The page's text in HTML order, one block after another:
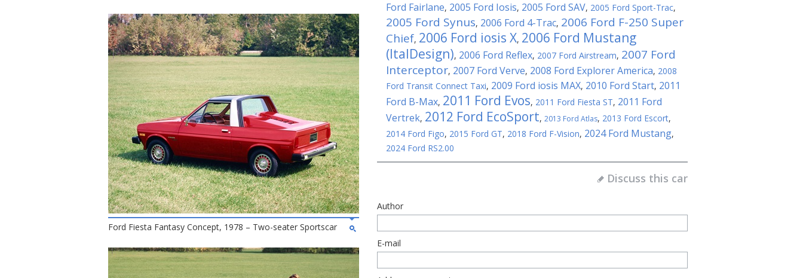
Ford Fiesta Fantasy Concept, 1978 – Two-seater Sportscar
Ford Fairlane, 2005 Ford Iosis, 2005 Ford SAV, 2005 Ford Sport-Trac,
2005 Ford Synus, 2006 Ford 4-Trac, 2006 Ford F-250 Super
Chief, 2006 Ford iosis X, 2006 Ford Mustang
(ItalDesign), 2006 Ford Reflex, 2007 Ford Airstream, 2007 Ford
Interceptor, 2007 Ford Verve, 2008 Ford Explorer America, 2008
Ford Transit Connect Taxi, 2009 Ford iosis MAX, 2010 Ford Start, 2011
Ford B-Max, 2011 Ford Evos, 2011 Ford Fiesta ST, 2011 Ford
Vertrek, 2012 Ford EcoSport, 2013 Ford Atlas, 2013 Ford Escort,
2014 Ford Figo, 2015 Ford GT, 2018 Ford F-Vision, 2024 Ford Mustang,
2024 Ford RS2.00
Discuss this car
Author
E-mail